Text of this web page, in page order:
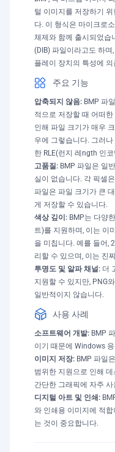
털 이미지를 저장하기
다. 이 형식은 마이크로
체제와 함께 출시되었습
(DIB) 파일이라고도 하
플레이 장치의 특성에
주요 기능
압축되지 않음: BMP 파
적으로 저장할 때 어떠
인해 파일 크기가 매우
우에 그렇습니다. 그러
한 RLE(런지 레ngth 인
고품질: BMP 파일은 일
실이 없습니다. 각 픽셀
파일은 파일 크기가 큰
게 저장할 수 있습니다.
색상 깊이: BMP는 다양
트)를 지원하며, 이는 이
을 미칩니다. 예를 들어,
리할 수 있으며, 이는 진
투명도 및 알파 채널: 더
지원할 수 있지만, PNG
일반적이지 않습니다.
사용 사례
소프트웨어 개발: BMP
이기 때문에 Windows
이미지 저장: BMP 파일
범위한 지원으로 인해
간단한 그래픽에 자주 사
디지털 아트 및 인쇄:
와 인쇄용 이미지에 적
는 것이 중요합니다.